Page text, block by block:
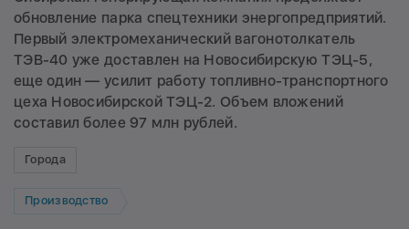
обновление парка спецтехники энергопредприятий.
Первый электромеханический вагонотолкатель
ТЭВ-40 уже доставлен на Новосибирскую ТЭЦ-5,
еще один — усилит работу топливно-транспортного
цеха Новосибирской ТЭЦ-2. Объем вложений
составил более 97 млн рублей.
Города
Производство